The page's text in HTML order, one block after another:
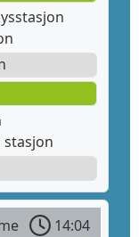
stasjon
14:04